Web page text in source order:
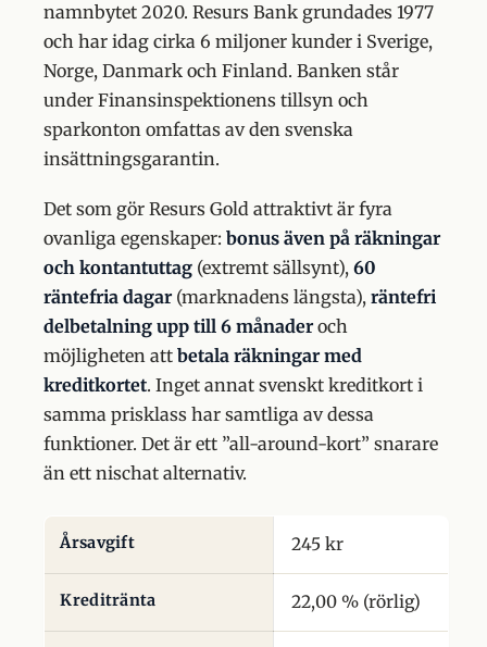
namnbytet 2020. Resurs Bank grundades 1977
och har idag cirka 6 miljoner kunder i Sverige,
Norge, Danmark och Finland. Banken står
under Finansinspektionens tillsyn och
sparkonton omfattas av den svenska
insättningsgarantin.
Det som gör Resurs Gold attraktivt är fyra
ovanliga egenskaper: bonus även på räkningar
och kontantuttag (extremt sällsynt), 60
räntefria dagar (marknadens längsta), räntefri
delbetalning upp till 6 månader och
möjligheten att betala räkningar med
kreditkortet. Inget annat svenskt kreditkort i
samma prisklass har samtliga av dessa
funktioner. Det är ett ”all-around-kort” snarare
än ett nischat alternativ.
Årsavgift 245 kr
Kreditränta 22,00 % (rörlig)